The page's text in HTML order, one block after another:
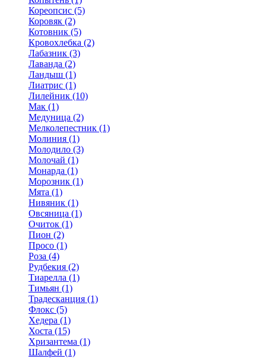
Кореопсис (5)
Коровяк (2)
Котовник (5)
Кровохлебка (2)
Лабазник (3)
Лаванда (2)
Ландыш (1)
Лиатрис (1)
Лилейник (10)
Мак (1)
Медуница (2)
Мелколепестник (1)
Молиния (1)
Молодило (3)
Молочай (1)
Монарда (1)
Морозник (1)
Мята (1)
Нивяник (1)
Овсяница (1)
Очиток (1)
Пион (2)
Просо (1)
Роза (4)
Рудбекия (2)
Тиарелла (1)
Тимьян (1)
Традесканция (1)
Флокс (5)
Хедера (1)
Хоста (15)
Хризантема (1)
Шалфей (1)